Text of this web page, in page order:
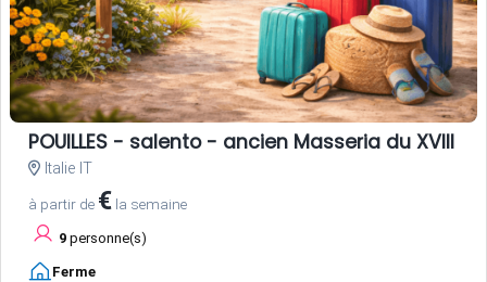
POUILLES - salento - ancien Masseria du XVIII
Italie IT
à partir de € la semaine
9 personne(s)
Ferme